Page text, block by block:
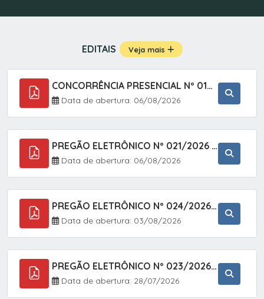
EDITAIS Veja mais
CONCORRÊNCIA PRESENCIAL Nº 019/2025 - PAVIMENTAÇÃO ASFÁLTICA EM TRECHO DA RUA 2 NO BAIRRO VILA SOARES NO MUNICÍPIO DE SETE BARRAS/SP.
Data de abertura: 06/08/2026
PREGÃO ELETRÔNICO Nº 021/2026 - AQUISIÇÃO DE CONTENTORES E CARRINHOS, DESTINADOS A COLETIVA E MANEJO DE RESÍDUOS SÓLIDOS, ATRAVÉS DO SISTEMA DE REGISTRO DE PREÇOS (SRP)
Data de abertura: 06/08/2026
PREGÃO ELETRÔNICO Nº 024/2026 - AQUISIÇÃO DE GÁS MEDICINAL TIPO OXIGÊNIO (1,00 M3, 3,00 M3 E 10,00 M3), EM ATENDIMENTO À SECRETARIA MUNICIPAL DE SAÚDE, ATRAVÉS DO SISTEMA DE REGISTRO DE PREÇOS (SRP)
Data de abertura: 03/08/2026
PREGÃO ELETRÔNICO Nº 023/2026 - AQUISIÇÃO DE ENXOVAL INFANTIL, EM ATENDIMENTO À SECRETARIA MUNICIPAL DE EDUCAÇÃO, ATRAVÉS DO SISTEMA DE REGISTRO DE PREÇOS (SRP).
Data de abertura: 28/07/2026